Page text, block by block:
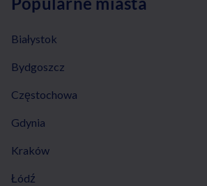
Białystok
Bydgoszcz
Częstochowa
Gdynia
Kraków
Łódź